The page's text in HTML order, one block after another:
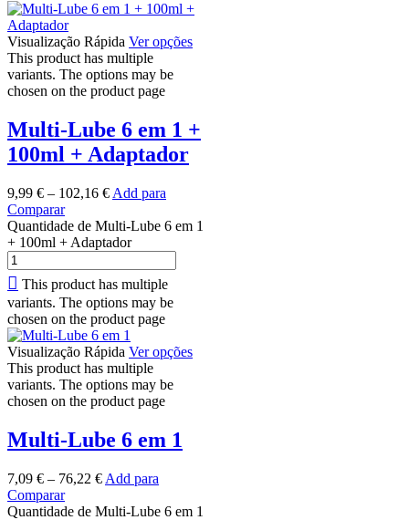
Visualização Rápida Ver opções
This product has multiple
variants. The options may be
chosen on the product page
Multi-Lube 6 em 1 +
100ml + Adaptador
9,99 € – 102,16 € Add para
Comparar
Quantidade de Multi-Lube 6 em 1
+ 100ml + Adaptador
This product has multiple
variants. The options may be
chosen on the product page
Visualização Rápida Ver opções
This product has multiple
variants. The options may be
chosen on the product page
Multi-Lube 6 em 1
7,09 € – 76,22 € Add para
Comparar
Quantidade de Multi-Lube 6 em 1